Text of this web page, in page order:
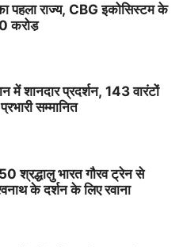
पहला राज्य, CBG इकोसिस्टम के
करोड़
में शानदार प्रदर्शन, 143 वारंटों
सम्मानित
श्रद्धालु भारत गौरव ट्रेन से
के दर्शन के लिए रवाना